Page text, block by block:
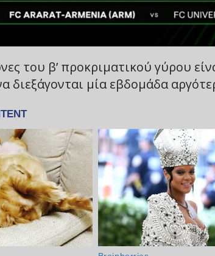
του β’ προκριματικού γύρου
διεξάγονται μία εβδομάδα